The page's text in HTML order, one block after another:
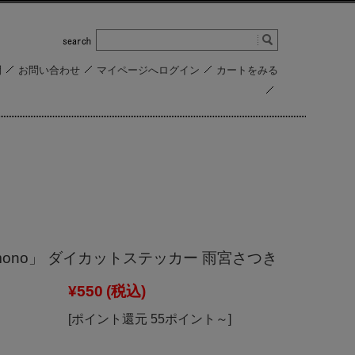
お問い合わせ マイページへログイン カートをみる
」 ダイカットステッカー 雨宮さつき
¥550 (税込)
[ポイント還元 55ポイント～]